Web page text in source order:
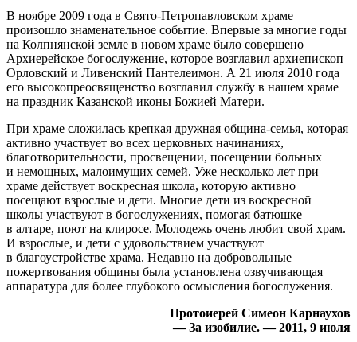
В ноябре 2009 года в Свято-Петропавловском храме
произошло знаменательное событие. Впервые за многие годы
на Колпнянской земле в новом храме было совершено
Архиерейское богослужение, которое возглавил архиепископ
Орловский и Ливенский Пантелеимон. А 21 июля 2010 года
его высокопреосвященство возглавил службу в нашем храме
на праздник Казанской иконы Божией Матери.
При храме сложилась крепкая дружная община-семья, которая
активно участвует во всех церковных начинаниях,
благотворительности, просвещении, посещении больных
и немощных, малоимущих семей. Уже несколько лет при
храме действует воскресная школа, которую активно
посещают взрослые и дети. Многие дети из воскресной
школы участвуют в богослужениях, помогая батюшке
в алтаре, поют на клиросе. Молодежь очень любит свой храм.
И взрослые, и дети с удовольствием участвуют
в благоустройстве храма. Недавно на добровольные
пожертвования общины была установлена озвучивающая
аппаратура для более глубокого осмысления богослужения.
Протоиерей Симеон Карнаухов
— За изобилие. — 2011, 9 июля